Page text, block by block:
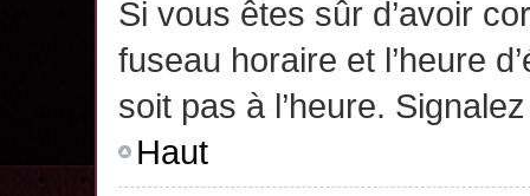
Si vous êtes sûr d’avoir
fuseau horaire et l’heure
soit pas à l’heure.
Haut